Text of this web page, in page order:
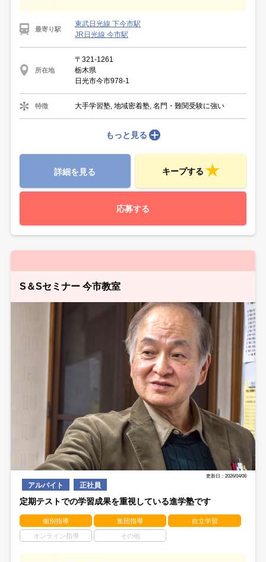
最寄り駅
東武日光線 下今市駅
JR日光線 今市駅
所在地
〒321-1261
栃木県
日光市今市978-1
特徴 大手学習塾, 地域密着塾, 名門・難関受験に強い
もっと見る
詳細を見る キープする
応募する
S＆Sセミナー 今市教室
更新日：2026/04/06
アルバイト 正社員
定期テストでの学習成果を重視している進学塾です
個別指導 集団指導 自立学習
オンライン指導 その他